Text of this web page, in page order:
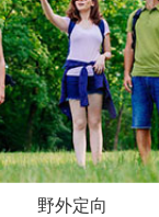
野外定向